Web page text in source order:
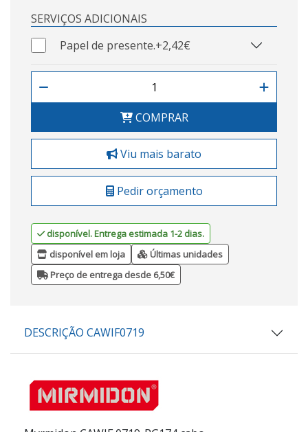
SERVIÇOS ADICIONAIS
Papel de presente.+2,42€
COMPRAR
Viu mais barato
Pedir orçamento
disponível. Entrega estimada 1-2 dias.
disponível em loja
Últimas unidades
Preço de entrega desde 6,50€
DESCRIÇÃO CAWIF0719